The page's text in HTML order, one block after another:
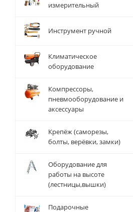
измерительный
Инструмент ручной
Климатическое
оборудование
Компрессоры,
пневмооборудование и
аксессуары
Крепёж (саморезы,
болты, верёвки, замки)
Оборудование для
работы на высоте
(лестницы,вышки)
Подарочные